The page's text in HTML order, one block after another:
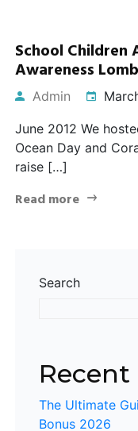
School Children
Awareness
Admin
June 2012 We
Ocean Day and
raise […]
Read more
Search
Recent
The Ultimate
Bonus 2026